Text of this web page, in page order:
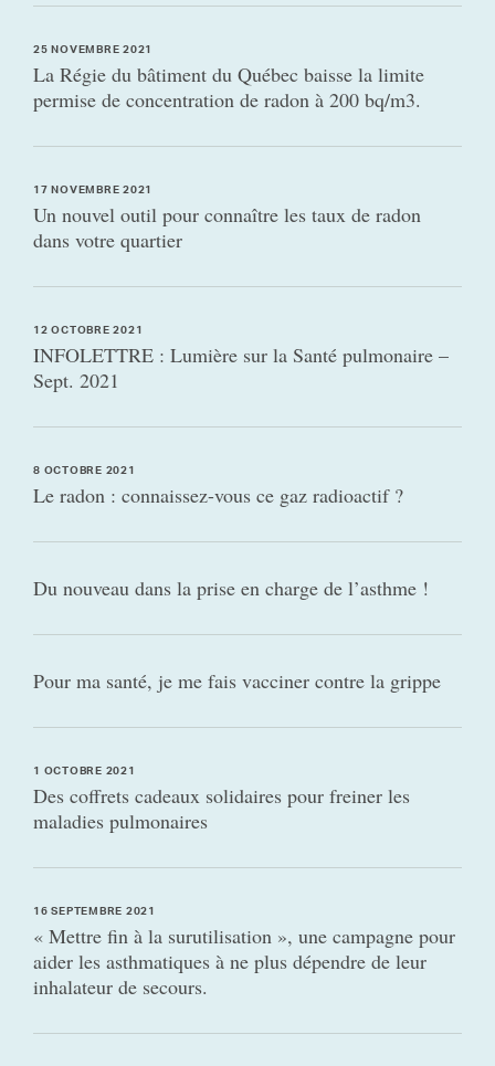
25 NOVEMBRE 2021
La Régie du bâtiment du Québec baisse la limite
permise de concentration de radon à 200 bq/m3.
17 NOVEMBRE 2021
Un nouvel outil pour connaître les taux de radon
dans votre quartier
12 OCTOBRE 2021
INFOLETTRE : Lumière sur la Santé pulmonaire –
Sept. 2021
8 OCTOBRE 2021
Le radon : connaissez-vous ce gaz radioactif ?
Du nouveau dans la prise en charge de l’asthme !
Pour ma santé, je me fais vacciner contre la grippe
1 OCTOBRE 2021
Des coffrets cadeaux solidaires pour freiner les
maladies pulmonaires
16 SEPTEMBRE 2021
« Mettre fin à la surutilisation », une campagne pour
aider les asthmatiques à ne plus dépendre de leur
inhalateur de secours.